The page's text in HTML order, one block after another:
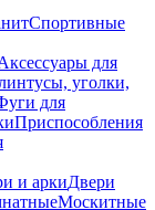
Спортивные
для
уголки,
для
Приспособления
и аркиДвери
Москитные